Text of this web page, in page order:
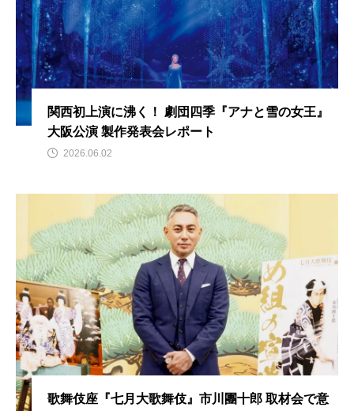
関西初上演に沸く！ 劇団四季『アナと雪の女王』
大阪公演 製作発表会レポート
2026.06.02
歌舞伎座『七月大歌舞伎』市川團十郎 取材会で意